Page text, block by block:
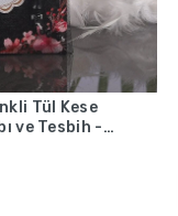
Tül Kese
ve Tesbih -